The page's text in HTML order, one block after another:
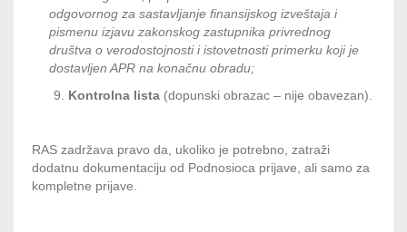
odgovornog za sastavljanje finansijskog izveštaja i
pismenu izjavu zakonskog zastupnika privrednog
društva o verodostojnosti i istovetnosti primerku koji je
dostavljen APR na konačnu obradu;
Kontrolna lista (dopunski obrazac – nije obavezan).
RAS zadržava pravo da, ukoliko je potrebno, zatraži
dodatnu dokumentaciju od Podnosioca prijave, ali samo za
kompletne prijave.